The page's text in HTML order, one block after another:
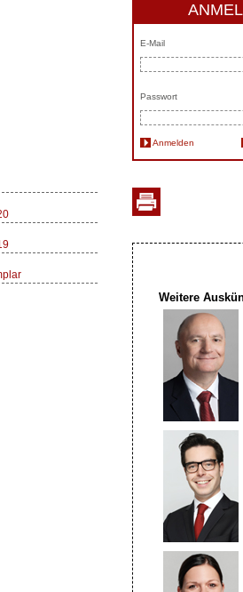
E-Mail
Passwort
Anmelden
Weitere